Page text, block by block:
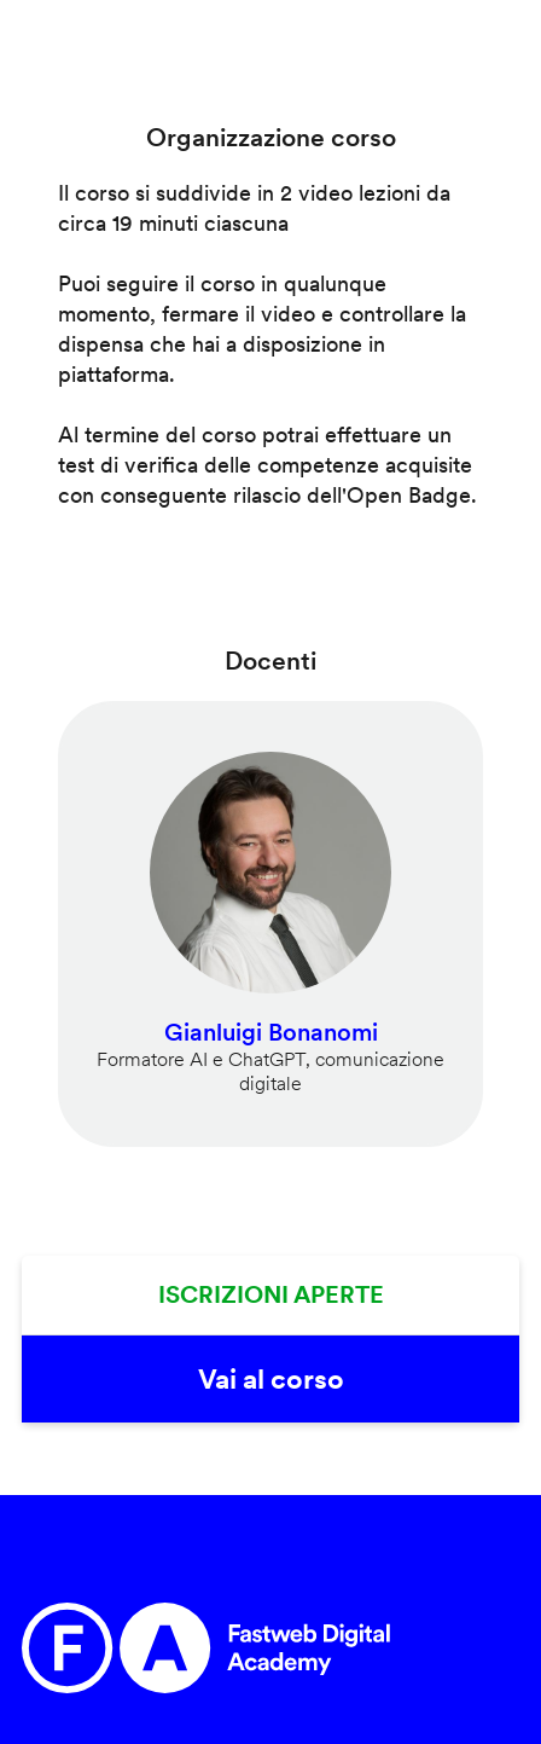
Organizzazione corso
Il corso si suddivide in 2 video lezioni da
circa 19 minuti ciascuna
Puoi seguire il corso in qualunque
momento, fermare il video e controllare la
dispensa che hai a disposizione in
piattaforma.
Al termine del corso potrai effettuare un
test di verifica delle competenze acquisite
con conseguente rilascio dell'Open Badge.
Docenti
Gianluigi Bonanomi
Formatore AI e ChatGPT, comunicazione
digitale
ISCRIZIONI APERTE
Vai al corso